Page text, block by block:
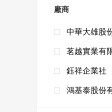
廠商
中華大雄股
茗越實業有
鈺祥企業社
鴻基泰股份